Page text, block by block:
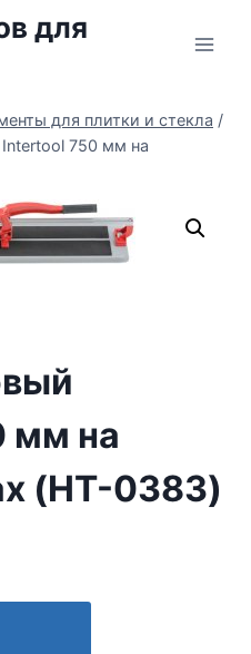
для
для плитки и стекла /
750 мм на
мм на
(HT-0383)